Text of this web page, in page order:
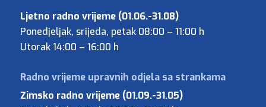
Ljetno radno vrijeme (01.06.-31.08)
Ponedjeljak, srijeda, petak 08:00 – 11:00 h
Utorak 14:00 – 16:00 h
Zimsko radno vrijeme (01.09.-31.05)